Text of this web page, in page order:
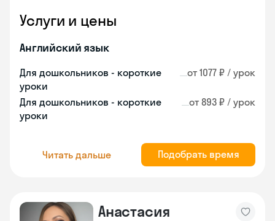
Услуги и цены
Английский язык
Для дошкольников - короткие
уроки
от 1077 ₽ / урок
Для дошкольников - короткие
уроки
от 893 ₽ / урок
Читать дальше Подобрать время
Анастасия